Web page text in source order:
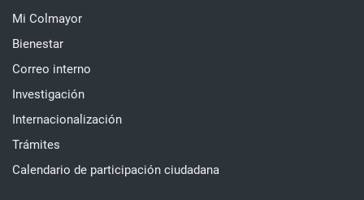
Mi Colmayor
Bienestar
Correo interno
Investigación
Internacionalización
Trámites
Calendario de participación ciudadana